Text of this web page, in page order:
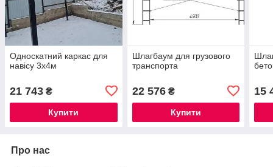
Односкатний каркас для
навісу 3х4м
21 743 ₴
Купити
Шлагбаум для грузового
транспорта
22 576₴
Купити
15
Про нас